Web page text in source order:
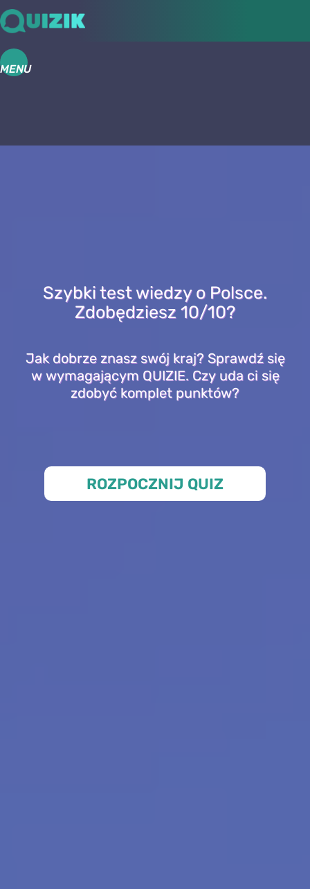
MENU
Szybki test wiedzy o Polsce.
Zdobędziesz 10/10?
Jak dobrze znasz swój kraj? Sprawdź się
w wymagającym QUIZIE. Czy uda ci się
zdobyć komplet punktów?
ROZPOCZNIJ QUIZ